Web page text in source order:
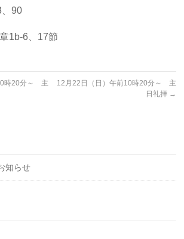
、90
1b-6、17節
時20分～ 主
12月22日（日）午前10時20分～ 主
日礼拝 →
知らせ